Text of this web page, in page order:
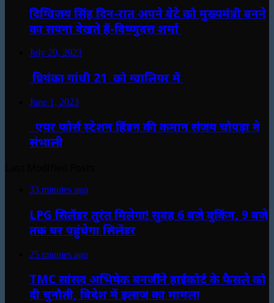
दिग्विजय सिंह दिन-रात अपने बेटे को मुख्यमंत्री बनने
का सपना देखते हैं-विष्णुदत्त शर्मा
July 20, 2023
प्रियंका गांधी 21 को ग्वालियर में
June 1, 2023
एयर फोर्स स्टेशन हिंडन की कमान संजय चोपड़ा ने
संभाली
33 minutes ago
LPG सिलेंडर तुरंत मिलेगा! सुबह 6 बजे बुकिंग, 9 बजे
तक घर पहुंचेगा सिलेंडर
25 minutes ago
TMC सांसद अभिषेक बनर्जी ने हाईकोर्ट के फैसले को
दी चुनौती, विदेश में इलाज का मामला